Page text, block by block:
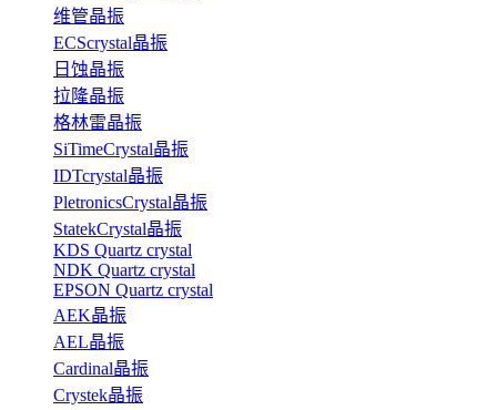
维管晶振
ECScrystal晶振
日蚀晶振
拉隆晶振
格林雷晶振
SiTimeCrystal晶振
IDTcrystal晶振
PletronicsCrystal晶振
StatekCrystal晶振
KDS Quartz crystal
NDK Quartz crystal
EPSON Quartz crystal
AEK晶振
AEL晶振
Cardinal晶振
Crystek晶振